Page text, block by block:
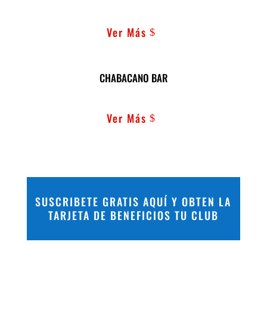
Ver Más
CHABACANO BAR
Ver Más
SUSCRIBETE GRATIS AQUÍ Y OBTEN LA
TARJETA DE BENEFICIOS TU CLUB